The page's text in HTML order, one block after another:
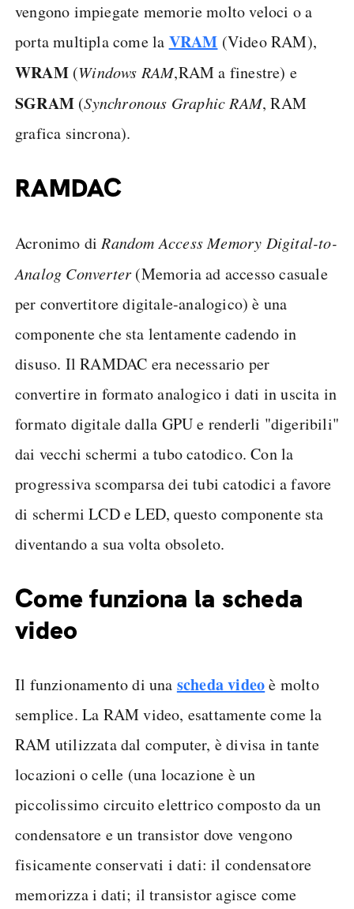
vengono impiegate memorie molto veloci o a
porta multipla come la VRAM (Video RAM),
WRAM(Windows RAM,RAM a finestre) e
SGRAM (Synchronous Graphic RAM, RAM
grafica sincrona).
RAMDAC
Acronimo diRandom Access Memory Digital-to-
Analog Converter (Memoria ad accesso casuale
per convertitore digitale-analogico) è una
componente che sta lentamente cadendo in
disuso. Il RAMDAC era necessario per
convertire in formato analogico i dati in uscita in
formato digitale dalla GPU e renderli "digeribili"
dai vecchi schermi a tubo catodico. Con la
progressiva scomparsa dei tubi catodici a favore
di schermi LCD e LED, questo componente sta
diventando a sua volta obsoleto.
Come funziona la scheda
video
Il funzionamento di una scheda videoè molto
semplice. La RAM video, esattamente come la
RAM utilizzata dal computer, è divisa in tante
locazioni o celle (una locazione è un
piccolissimo circuito elettrico composto da un
condensatore e un transistor dove vengono
fisicamente conservati i dati: il condensatore
memorizza i dati; il transistor agisce come